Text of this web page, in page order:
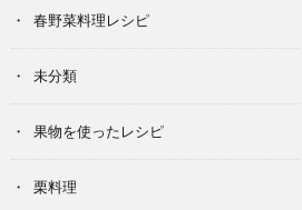
春野菜料理レシピ
未分類
果物を使ったレシピ
栗料理